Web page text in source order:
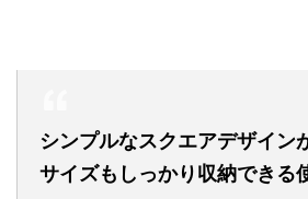
シンプルなスクエアデザイン
サイズもしっかり収納できる